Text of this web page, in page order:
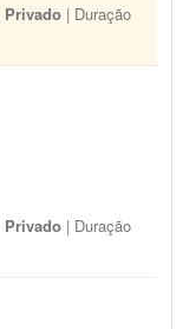
Privado | Duração
Privado | Duração